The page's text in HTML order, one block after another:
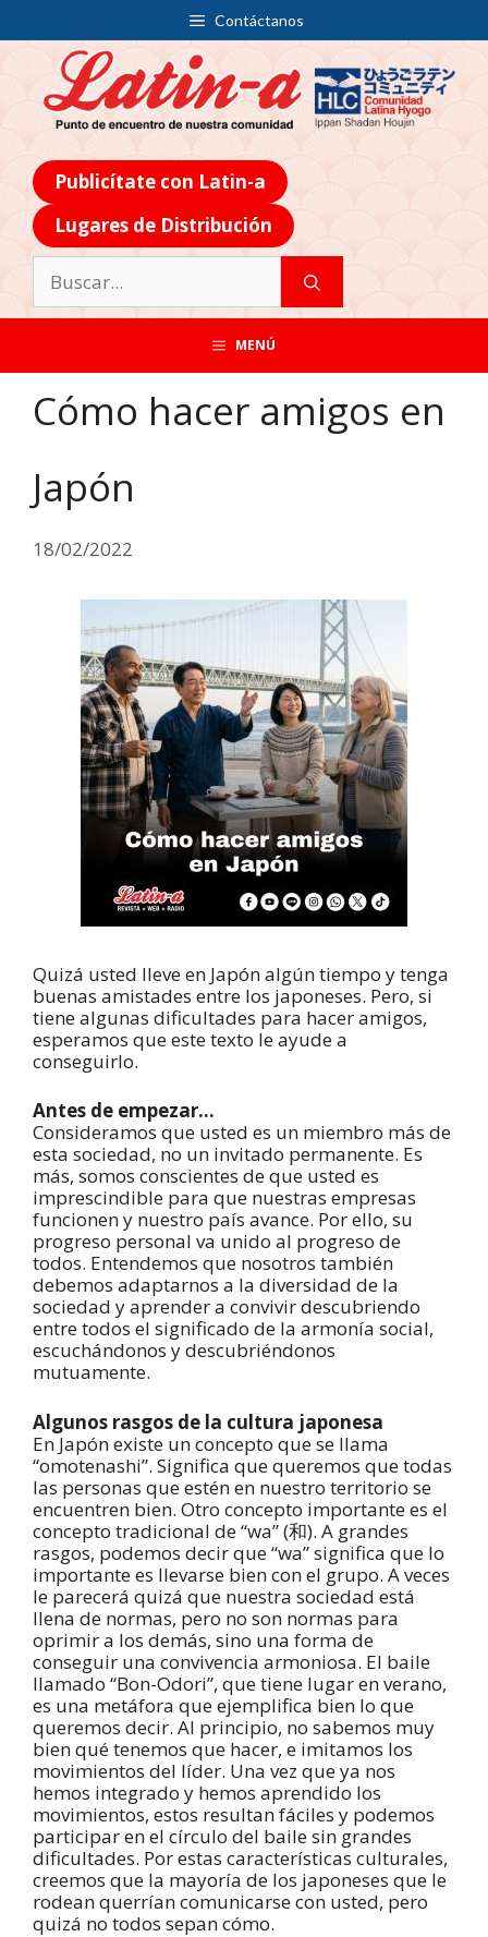
Contáctanos
Publicítate con Latin-a
Lugares de Distribución
MENÚ
Cómo hacer amigos en
Japón
18/02/2022
Quizá usted lleve en Japón algún tiempo y tenga
buenas amistades entre los japoneses. Pero, si
tiene algunas dificultades para hacer amigos,
esperamos que este texto le ayude a
conseguirlo.
Antes de empezar…
Consideramos que usted es un miembro más de
esta sociedad, no un invitado permanente. Es
más, somos conscientes de que usted es
imprescindible para que nuestras empresas
funcionen y nuestro país avance. Por ello, su
progreso personal va unido al progreso de
todos. Entendemos que nosotros también
debemos adaptarnos a la diversidad de la
sociedad y aprender a convivir descubriendo
entre todos el significado de la armonía social,
escuchándonos y descubriéndonos
mutuamente.
Algunos rasgos de la cultura japonesa
En Japón existe un concepto que se llama
“omotenashi”. Significa que queremos que todas
las personas que estén en nuestro territorio se
encuentren bien. Otro concepto importante es el
concepto tradicional de “wa” (和). A grandes
rasgos, podemos decir que “wa” significa que lo
importante es llevarse bien con el grupo. A veces
le parecerá quizá que nuestra sociedad está
llena de normas, pero no son normas para
oprimir a los demás, sino una forma de
conseguir una convivencia armoniosa. El baile
llamado “Bon-Odori”, que tiene lugar en verano,
es una metáfora que ejemplifica bien lo que
queremos decir. Al principio, no sabemos muy
bien qué tenemos que hacer, e imitamos los
movimientos del líder. Una vez que ya nos
hemos integrado y hemos aprendido los
movimientos, estos resultan fáciles y podemos
participar en el círculo del baile sin grandes
dificultades. Por estas características culturales,
creemos que la mayoría de los japoneses que le
rodean querrían comunicarse con usted, pero
quizá no todos sepan cómo.